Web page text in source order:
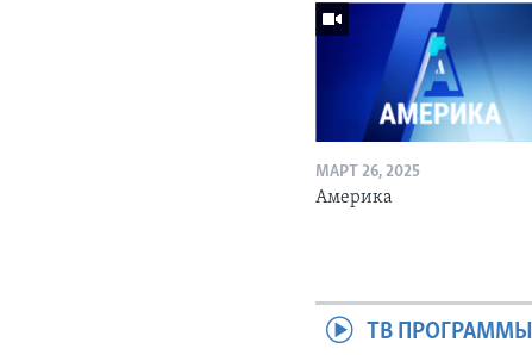
МАРТ 26, 2025
Америка
ТВ ПРОГРАММЫ